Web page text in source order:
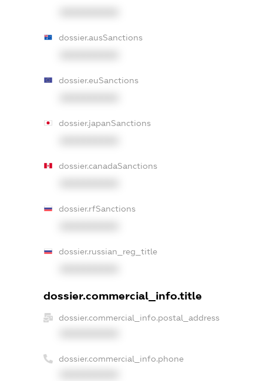
dossier.ausSanctions
dossier.euSanctions
dossier.japanSanctions
dossier.canadaSanctions
dossier.rfSanctions
dossier.russian_reg_title
dossier.commercial_info.title
dossier.commercial_info.postal_address
dossier.commercial_info.phone